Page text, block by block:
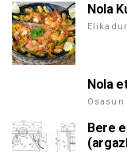
Nola
Nola
Osasun
Bere